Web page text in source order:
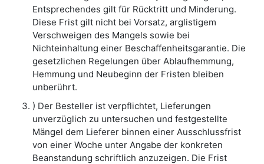
Entsprechendes gilt für Rücktritt und Minderung.
Diese Frist gilt nicht bei Vorsatz, arglistigem
Verschweigen des Mangels sowie bei
Nichteinhaltung einer Beschaffenheitsgarantie. Die
gesetzlichen Regelungen über Ablaufhemmung,
Hemmung und Neubeginn der Fristen bleiben
unberührt.
) Der Besteller ist verpflichtet, Lieferungen
unverzüglich zu untersuchen und festgestellte
Mängel dem Lieferer binnen einer Ausschlussfrist
von einer Woche unter Angabe der konkreten
Beanstandung schriftlich anzuzeigen. Die Frist